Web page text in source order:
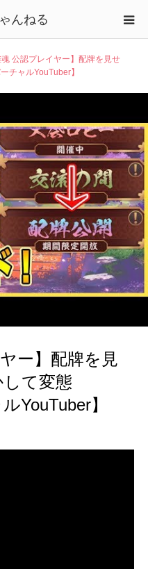
んねる
魂 公認プレイヤー】配牌を見せ
ャルYouTuber】
ー】配牌を見
て変態
YouTuber】